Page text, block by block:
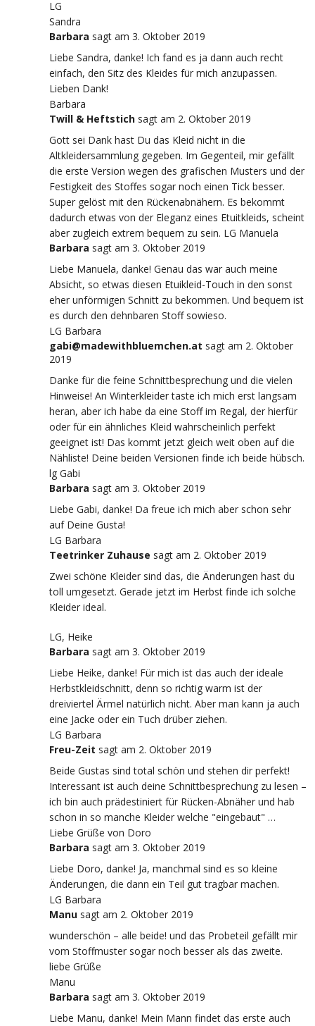
LG
Sandra
Barbara sagt am 3. Oktober 2019
Liebe Sandra, danke! Ich fand es ja dann auch recht
einfach, den Sitz des Kleides für mich anzupassen.
Lieben Dank!
Barbara
Twill & Heftstich sagt am 2. Oktober 2019
Gott sei Dank hast Du das Kleid nicht in die
Altkleidersammlung gegeben. Im Gegenteil, mir gefällt
die erste Version wegen des grafischen Musters und der
Festigkeit des Stoffes sogar noch einen Tick besser.
Super gelöst mit den Rückenabnähern. Es bekommt
dadurch etwas von der Eleganz eines Etuitkleids, scheint
aber zugleich extrem bequem zu sein. LG Manuela
Barbara sagt am 3. Oktober 2019
Liebe Manuela, danke! Genau das war auch meine
Absicht, so etwas diesen Etuikleid-Touch in den sonst
eher unförmigen Schnitt zu bekommen. Und bequem ist
es durch den dehnbaren Stoff sowieso.
LG Barbara
gabi@madewithbluemchen.at sagt am 2. Oktober
2019
Danke für die feine Schnittbesprechung und die vielen
Hinweise! An Winterkleider taste ich mich erst langsam
heran, aber ich habe da eine Stoff im Regal, der hierfür
oder für ein ähnliches Kleid wahrscheinlich perfekt
geeignet ist! Das kommt jetzt gleich weit oben auf die
Nähliste! Deine beiden Versionen finde ich beide hübsch.
lg Gabi
Barbara sagt am 3. Oktober 2019
Liebe Gabi, danke! Da freue ich mich aber schon sehr
auf Deine Gusta!
LG Barbara
Teetrinker Zuhause sagt am 2. Oktober 2019
Zwei schöne Kleider sind das, die Änderungen hast du
toll umgesetzt. Gerade jetzt im Herbst finde ich solche
Kleider ideal.
LG, Heike
Barbara sagt am 3. Oktober 2019
Liebe Heike, danke! Für mich ist das auch der ideale
Herbstkleidschnitt, denn so richtig warm ist der
dreiviertel Ärmel natürlich nicht. Aber man kann ja auch
eine Jacke oder ein Tuch drüber ziehen.
LG Barbara
Freu-Zeit sagt am 2. Oktober 2019
Beide Gustas sind total schön und stehen dir perfekt!
Interessant ist auch deine Schnittbesprechung zu lesen –
ich bin auch prädestiniert für Rücken-Abnäher und hab
schon in so manche Kleider welche "eingebaut" …
Liebe Grüße von Doro
Barbara sagt am 3. Oktober 2019
Liebe Doro, danke! Ja, manchmal sind es so kleine
Änderungen, die dann ein Teil gut tragbar machen.
LG Barbara
Manu sagt am 2. Oktober 2019
wunderschön – alle beide! und das Probeteil gefällt mir
vom Stoffmuster sogar noch besser als das zweite.
liebe Grüße
Manu
Barbara sagt am 3. Oktober 2019
Liebe Manu, danke! Mein Mann findet das erste auch